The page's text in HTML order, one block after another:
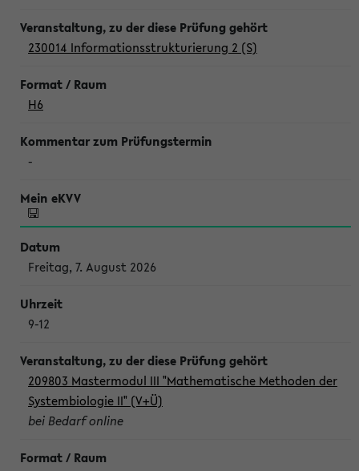
230014 Informationsstrukturierung 2 (S)
H6
-
Freitag, 7. August 2026
9-12
209803 Mastermodul III "Mathematische Methoden der
Systembiologie II" (V+Ü)
bei Bedarf online